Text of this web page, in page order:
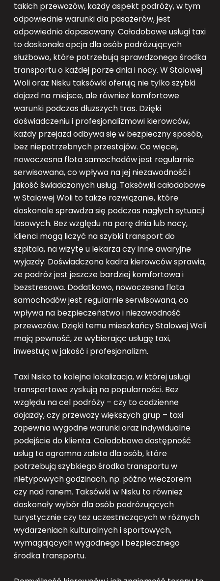
takich przewozów, każdy aspekt podróży, w tym
odpowiednie warunki dla pasażerów, jest
odpowiednio dopasowany. Całodobowe usługi taxi
to doskonała opcja dla osób podróżujących
służbowo, które potrzebują sprawdzonego środka
transportu o każdej porze dnia i nocy. W Stalowej
Woli oraz Nisku taksówki oferują nie tylko szybki
dojazd na miejsce, ale również komfortowe
warunki podczas dłuższych tras. Dzięki
doświadczeniu i profesjonalizmowi kierowców,
każdy przejazd odbywa się w bezpieczny sposób,
bez niepotrzebnych przestojów. Co więcej,
nowoczesna flota samochodów jest regularnie
serwisowana, co wpływa na jej niezawodność i
jakość świadczonych usług. Taksówki całodobowe
w Stalowej Woli to także rozwiązanie, które
doskonale sprawdza się podczas nagłych sytuacji
losowych. Bez względu na porę dnia lub nocy,
klienci mogą liczyć na szybki transport do
szpitala, na wizytę u lekarza czy inne awaryjne
wyjazdy. Doświadczona kadra kierowców sprawia,
że podróż jest jeszcze bardziej komfortowa i
bezstresowa. Dodatkowo, nowoczesna flota
samochodów jest regularnie serwisowana, co
wpływa na bezpieczeństwo i niezawodność
przewozów. Dzięki temu mieszkańcy Stalowej Woli
mają pewność, że wybierając usługę taxi,
inwestują w jakość i profesjonalizm.
Taxi Nisko to kolejna lokalizacja, w której usługi
transportowe zyskują na popularności. Bez
względu na cel podróży – czy to codzienne
dojazdy, czy przewozy większych grup – taxi
zapewnia wygodne warunki oraz indywidualne
podejście do klienta. Całodobowa dostępność
usług to ogromna zaleta dla osób, które
potrzebują szybkiego środka transportu w
nietypowych godzinach, np. późno wieczorem
czy nad ranem. Taksówki w Nisku to również
doskonały wybór dla osób podróżujących
turystycznie czy też uczestniczących w różnych
wydarzeniach kulturalnych i sportowych,
wymagających wygodnego i bezpiecznego
środka transportu.